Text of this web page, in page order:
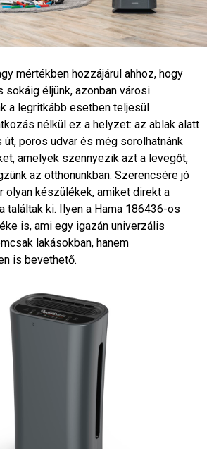
mértékben hozzájárul ahhoz, hogy
éljünk, azonban városi
a legritkább esetben teljesül
nélkül ez a helyzet: az ablak alatt
út, poros udvar és még sorolhatnánk
amelyek szennyezik azt a levegőt,
az otthonunkban. Szerencsére jó
olyan készülékek, amiket direkt a
találtak ki. Ilyen a Hama 186436-os
is, ami egy igazán univerzális
lakásokban, hanem
is bevethető.